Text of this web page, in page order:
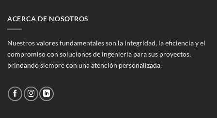
ACERCA DE NOSOTROS
Nuestros valores fundamentales son la integridad, la eficiencia y el
compromiso con soluciones de ingeniería para sus proyectos,
brindando siempre con una atención personalizada.